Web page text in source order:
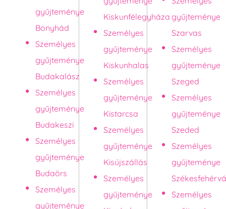
gyűjteménye
Bonyhád
Személyes
gyűjteménye
Budakalász
Személyes
gyűjteménye
Budakeszi
Személyes
gyűjteménye
Budaörs
Személyes
gyűjteménye
Kiskunfélegyháza
Személyes
gyűjteménye
Kiskunhalas
Személyes
gyűjteménye
Kistarcsa
Személyes
gyűjteménye
Kisújszállás
Személyes
gyűjteménye
gyűjteménye
Szarvas
Személyes
gyűjteménye
Szeged
Személyes
gyűjteménye
Szeded
Személyes
gyűjteménye
Személyes